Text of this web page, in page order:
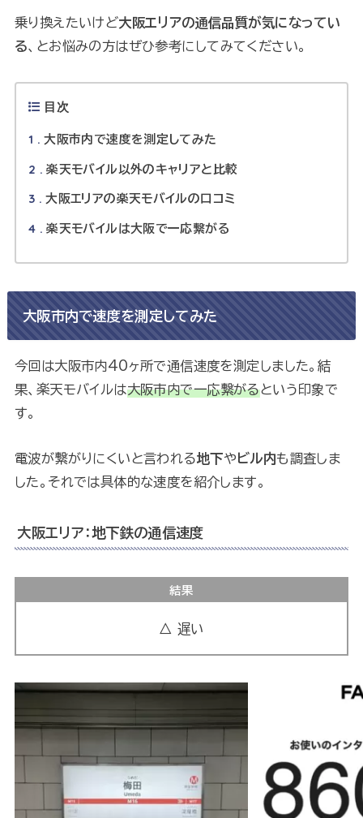
乗り換えたいけど大阪エリアの通信品質が気になってい
る、とお悩みの方はぜひ参考にしてみてください。
目次
1 大阪市内で速度を測定してみた
2 楽天モバイル以外のキャリアと比較
3 大阪エリアの楽天モバイルの口コミ
4 楽天モバイルは大阪で一応繋がる
大阪市内で速度を測定してみた
今回は大阪市内40ヶ所で通信速度を測定しました。結
果、楽天モバイルは大阪市内で一応繋がるという印象で
す。
電波が繋がりにくいと言われる地下や ビル内も調査しま
した。それでは具体的な速度を紹介します。
大阪エリア：地下鉄の通信速度
結果
△ 遅い